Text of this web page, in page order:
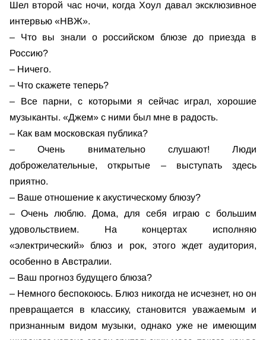
Шел второй час ночи, когда Хоул давал эксклюзивное
интервью «НВЖ».
– Что вы знали о российском блюзе до приезда в
Россию?
– Ничего.
– Что скажете теперь?
– Все парни, с которыми я сейчас играл, хорошие
музыканты. «Джем» с ними был мне в радость.
– Как вам московская публика?
– Очень внимательно слушают! Люди
доброжелательные, открытые – выступать здесь
приятно.
– Ваше отношение к акустическому блюзу?
– Очень люблю. Дома, для себя играю с большим
удовольствием. На концертах исполняю
«электрический» блюз и рок, этого ждет аудитория,
особенно в Австралии.
– Ваш прогноз будущего блюза?
– Немного беспокоюсь. Блюз никогда не исчезнет, но он
превращается в классику, становится уважаемым и
признанным видом музыки, однако уже не имеющим